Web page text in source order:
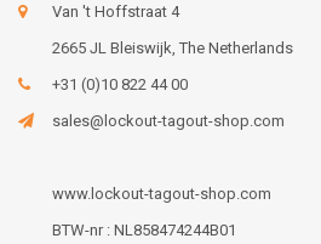
Van 't Hoffstraat 4
2665 JL Bleiswijk, The Netherlands
+31 (0)10 822 44 00
sales@lockout-tagout-shop.com
www.lockout-tagout-shop.com
BTW-nr : NL858474244B01